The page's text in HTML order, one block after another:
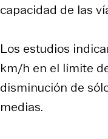
capacidad de las
Los estudios
km/h en el límite
disminución de
medias.